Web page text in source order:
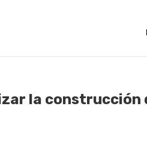
la construcción